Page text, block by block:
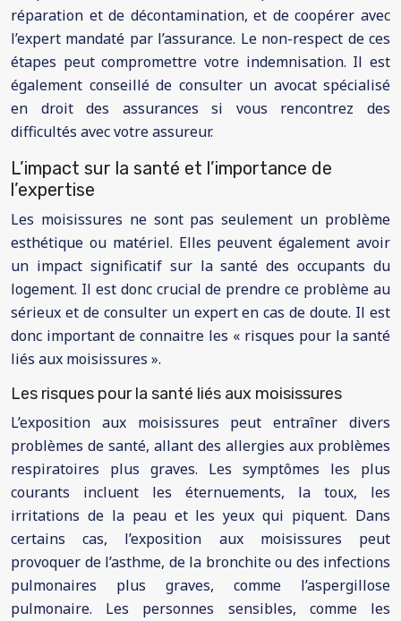
réparation et de décontamination, et de coopérer avec
l’expert mandaté par l’assurance. Le non-respect de ces
étapes peut compromettre votre indemnisation. Il est
également conseillé de consulter un avocat spécialisé
en droit des assurances si vous rencontrez des
difficultés avec votre assureur.
L’impact sur la santé et l’importance de
l’expertise
Les moisissures ne sont pas seulement un problème
esthétique ou matériel. Elles peuvent également avoir
un impact significatif sur la santé des occupants du
logement. Il est donc crucial de prendre ce problème au
sérieux et de consulter un expert en cas de doute. Il est
donc important de connaitre les « risques pour la santé
liés aux moisissures ».
Les risques pour la santé liés aux moisissures
L’exposition aux moisissures peut entraîner divers
problèmes de santé, allant des allergies aux problèmes
respiratoires plus graves. Les symptômes les plus
courants incluent les éternuements, la toux, les
irritations de la peau et les yeux qui piquent. Dans
certains cas, l’exposition aux moisissures peut
provoquer de l’asthme, de la bronchite ou des infections
pulmonaires plus graves, comme l’aspergillose
pulmonaire. Les personnes sensibles, comme les